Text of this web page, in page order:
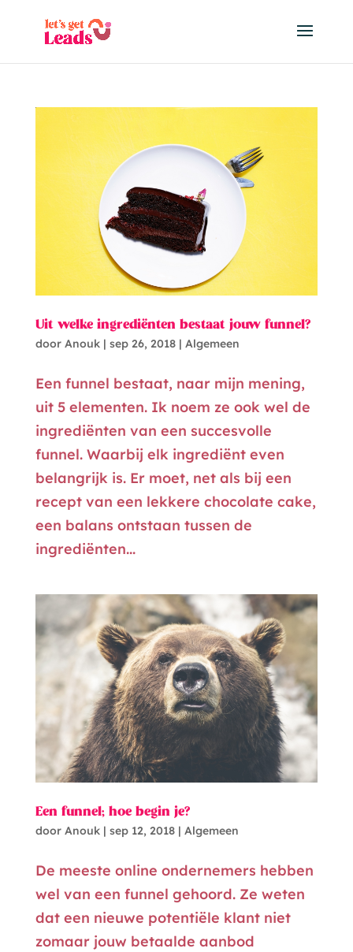
Uit welke ingrediënten bestaat jouw funnel?
door Anouk| sep 26, 2018| Algemeen
Een funnel bestaat, naar mijn mening,
uit 5 elementen. Ik noem ze ook wel de
ingrediënten van een succesvolle
funnel. Waarbij elk ingrediënt even
belangrijk is. Er moet, net als bij een
recept van een lekkere chocolate cake,
een balans ontstaan tussen de
ingrediënten...
Een funnel; hoe begin je?
door Anouk| sep 12, 2018| Algemeen
De meeste online ondernemers hebben
wel van een funnel gehoord. Ze weten
dat een nieuwe potentiële klant niet
zomaar jouw betaalde aanbod